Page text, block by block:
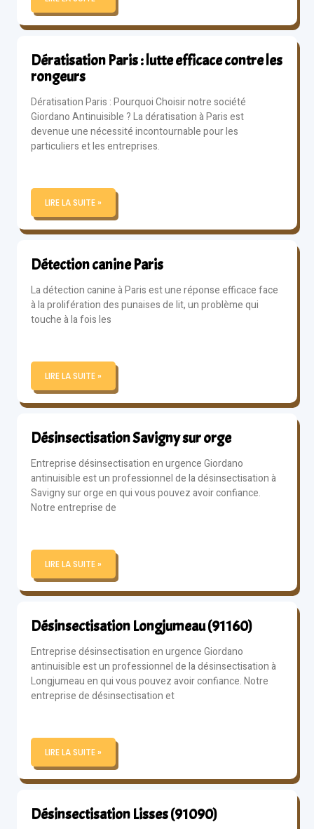
Dératisation Paris : lutte efficace contre les
rongeurs
Dératisation Paris : Pourquoi Choisir notre société
Giordano Antinuisible ? La dératisation à Paris est
devenue une nécessité incontournable pour les
particuliers et les entreprises.
LIRE LA SUITE »
Détection canine Paris
La détection canine à Paris est une réponse efficace face
à la prolifération des punaises de lit, un problème qui
touche à la fois les
LIRE LA SUITE »
Désinsectisation Savigny sur orge
Entreprise désinsectisation en urgence Giordano
antinuisible est un professionnel de la désinsectisation à
Savigny sur orge en qui vous pouvez avoir confiance.
Notre entreprise de
LIRE LA SUITE »
Désinsectisation Longjumeau (91160)
Entreprise désinsectisation en urgence Giordano
antinuisible est un professionnel de la désinsectisation à
Longjumeau en qui vous pouvez avoir confiance. Notre
entreprise de désinsectisation et
LIRE LA SUITE »
Désinsectisation Lisses (91090)